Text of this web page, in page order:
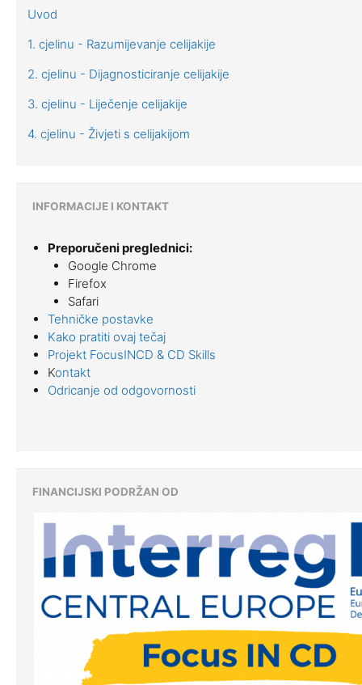
Uvod
1. cjelinu - Razumijevanje celijakije
2. cjelinu - Dijagnosticiranje celijakije
3. cjelinu - Liječenje celijakije
4. cjelinu - Živjeti s celijakijom
INFORMACIJE I KONTAKT
Preporučeni preglednici:
Google Chrome
Firefox
Safari
Tehničke postavke
Kako pratiti ovaj tečaj
Projekt FocusINCD & CD Skills
Kontakt
Odricanje od odgovornosti
FINANCIJSKI PODRŽAN OD